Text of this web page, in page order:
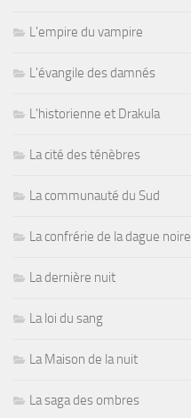
L'empire du vampire
L'évangile des damnés
L'historienne et Drakula
La cité des ténèbres
La communauté du Sud
La confrérie de la dague noire
La dernière nuit
La loi du sang
La Maison de la nuit
La saga des ombres